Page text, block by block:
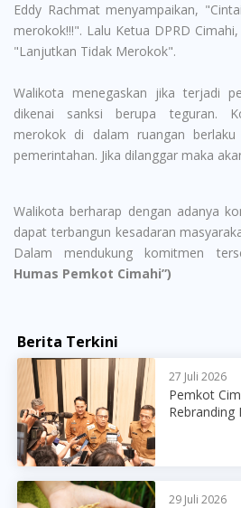
Eddy Rachmat menyampaikan,
merokok!!!". Lalu Ketua DPRD
"Lanjutkan Tidak Merokok".
Walikota menegaskan jika terjadi
dikenai sanksi berupa teguran.
merokok di dalam ruangan
pemerintahan. Jika dilanggar maka
Walikota berharap dengan adanya
dapat terbangun kesadaran
Dalam mendukung komitmen
Humas Pemkot Cimahi”)
Berita Terkini
27 Juli 2026
Pemkot
Rebranding
29 Juli 2026